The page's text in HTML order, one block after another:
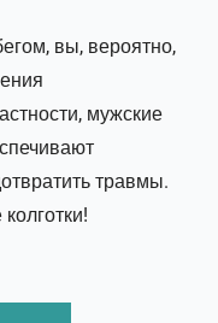
вы, вероятно,
мужские
травмы.